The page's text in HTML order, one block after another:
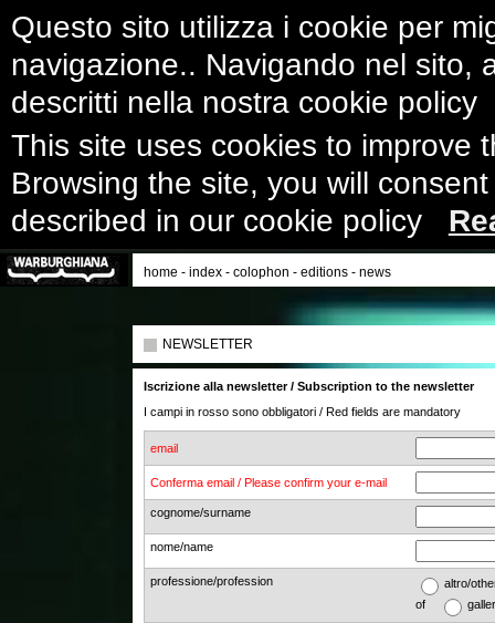
Questo sito utilizza i cookie per
navigazione.. Navigando nel sito,
descritti nella nostra cookie
This site uses cookies to improve
Browsing the site, you will
described in our cookie policy
home - index - colophon - editions - news
NEWSLETTER
Iscrizione alla newsletter / Subscription to the newsletter
I campi in rosso sono obbligatori / Red fields are mandatory
email
Conferma email / Please confirm your e-mail
cognome/surname
nome/name
professione/profession
altro/
of